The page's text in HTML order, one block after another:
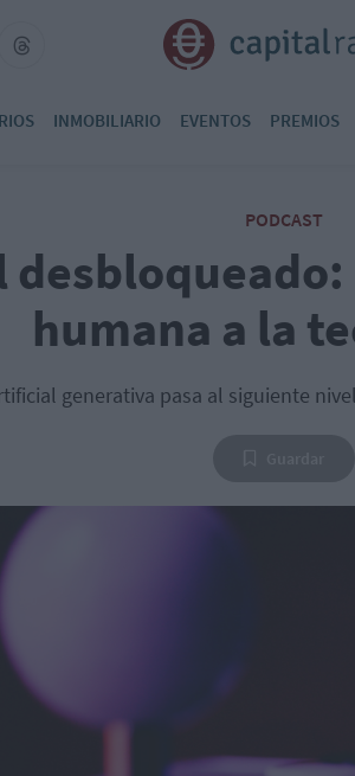
INMOBILIARIO EVENTOS PREMIOS
PODCAST
humana a la
generativa pasa al siguiente